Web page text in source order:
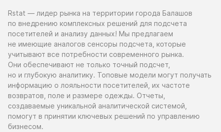
Rstat — лидер рынка на территории города Балашов
по внедрению комплексных решений для подсчета
посетителей и анализу данных! Мы предлагаем
не имеющие аналогов сенсоры подсчета, которые
учитывают все потребности современного рынка.
Они обеспечивают не только точный подсчет,
но и глубокую аналитику. Топовые модели могут получать
информацию о лояльности посетителей, их частоте
возвратов, поле и размере одежды. Отчеты,
создаваемые уникальной аналитической системой,
помогут в принятии ключевых решений по управлению
бизнесом.